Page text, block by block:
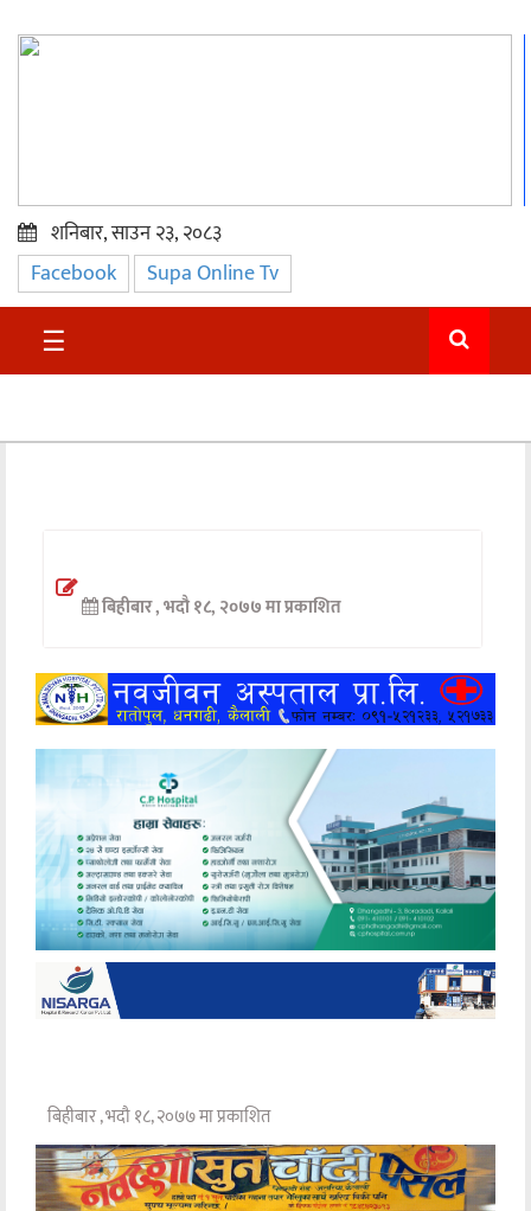
प्रमुख
समाचार
सुदुर
अन्तर्वार्ता
खेलकुद
मनोरञ्जन
अन्य
शनिबार, साउन २३, २०८३
Facebook Supa Online Tv
☰
बिहीबार , भदौ १८, २०७७ मा प्रकाशित
बिहीबार , भदौ १८, २०७७ मा प्रकाशित